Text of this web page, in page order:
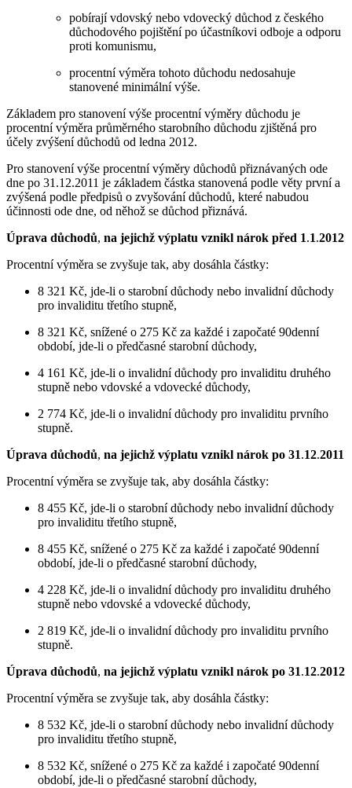
pobírají vdovský nebo vdovecký důchod z českého
důchodového pojištění po účastníkovi odboje a odporu
proti komunismu,
procentní výměra tohoto důchodu nedosahuje
stanovené minimální výše.
Základem pro stanovení výše procentní výměry důchodu je
procentní výměra průměrného starobního důchodu zjištěná pro
účely zvýšení důchodů od ledna 2012.
Pro stanovení výše procentní výměry důchodů přiznávaných ode
dne po 31.12.2011 je základem částka stanovená podle věty první a
zvýšená podle předpisů o zvyšování důchodů, které nabudou
účinnosti ode dne, od něhož se důchod přiznává.
Úprava důchodů, na jejichž výplatu vznikl nárok před 1.1.2012
Procentní výměra se zvyšuje tak, aby dosáhla částky:
8 321 Kč, jde-li o starobní důchody nebo invalidní důchody
pro invaliditu třetího stupně,
8 321 Kč, snížené o 275 Kč za každé i započaté 90denní
období, jde-li o předčasné starobní důchody,
4 161 Kč, jde-li o invalidní důchody pro invaliditu druhého
stupně nebo vdovské a vdovecké důchody,
2 774 Kč, jde-li o invalidní důchody pro invaliditu prvního
stupně.
Úprava důchodů, na jejichž výplatu vznikl nárok po 31.12.2011
Procentní výměra se zvyšuje tak, aby dosáhla částky:
8 455 Kč, jde-li o starobní důchody nebo invalidní důchody
pro invaliditu třetího stupně,
8 455 Kč, snížené o 275 Kč za každé i započaté 90denní
období, jde-li o předčasné starobní důchody,
4 228 Kč, jde-li o invalidní důchody pro invaliditu druhého
stupně nebo vdovské a vdovecké důchody,
2 819 Kč, jde-li o invalidní důchody pro invaliditu prvního
stupně.
Úprava důchodů, na jejichž výplatu vznikl nárok po 31.12.2012
Procentní výměra se zvyšuje tak, aby dosáhla částky:
8 532 Kč, jde-li o starobní důchody nebo invalidní důchody
pro invaliditu třetího stupně,
8 532 Kč, snížené o 275 Kč za každé i započaté 90denní
období, jde-li o předčasné starobní důchody,